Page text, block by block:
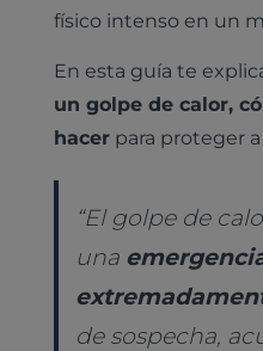
físico intenso en un
En esta guía te
un golpe de calor,
hacerpara proteger
“El golpe de
una
de sospecha,